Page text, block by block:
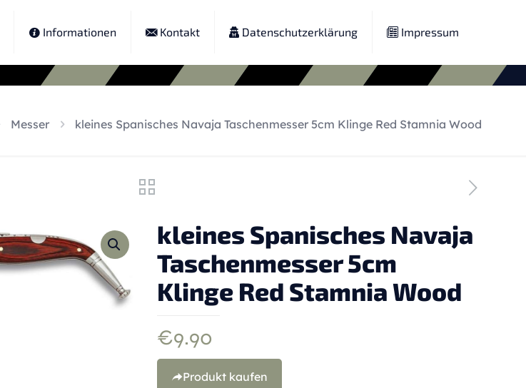
Informationen Kontakt Datenschutzerklärung Impressum
Messer kleines Spanisches Navaja Taschenmesser 5cm Klinge Red Stamnia Wood
kleines Spanisches Navaja
Taschenmesser 5cm
Klinge Red Stamnia Wood
€9.90
Produkt kaufen